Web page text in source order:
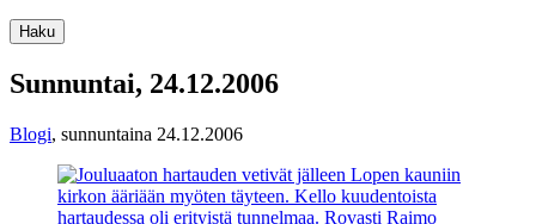
Haku
Sunnuntai, 24.12.2006
Blogi, sunnuntaina 24.12.2006